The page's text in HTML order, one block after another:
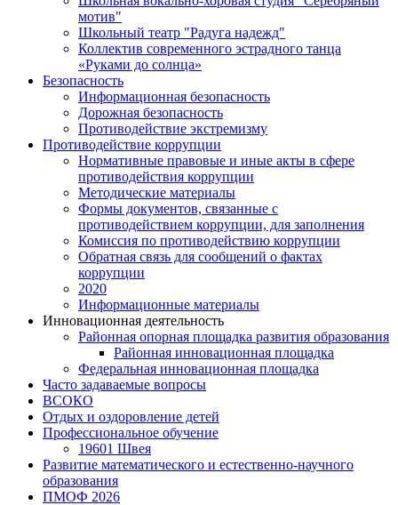
мотив"
Школьный театр "Радуга надежд"
Коллектив современного эстрадного танца
«Руками до солнца»
Безопасность
Информационная безопасность
Дорожная безопасность
Противодействие экстремизму
Противодействие коррупции
Нормативные правовые и иные акты в сфере
противодействия коррупции
Методические материалы
Формы документов, связанные с
противодействием коррупции, для заполнения
Комиссия по противодействию коррупции
Обратная связь для сообщений о фактах
коррупции
2020
Информационные материалы
Инновационная деятельность
Районная опорная площадка развития образования
Районная инновационная площадка
Федеральная инновационная площадка
Часто задаваемые вопросы
ВСОКО
Отдых и оздоровление детей
Профессиональное обучение
19601 Швея
Развитие математического и естественно-научного
образования
ПМОФ 2026